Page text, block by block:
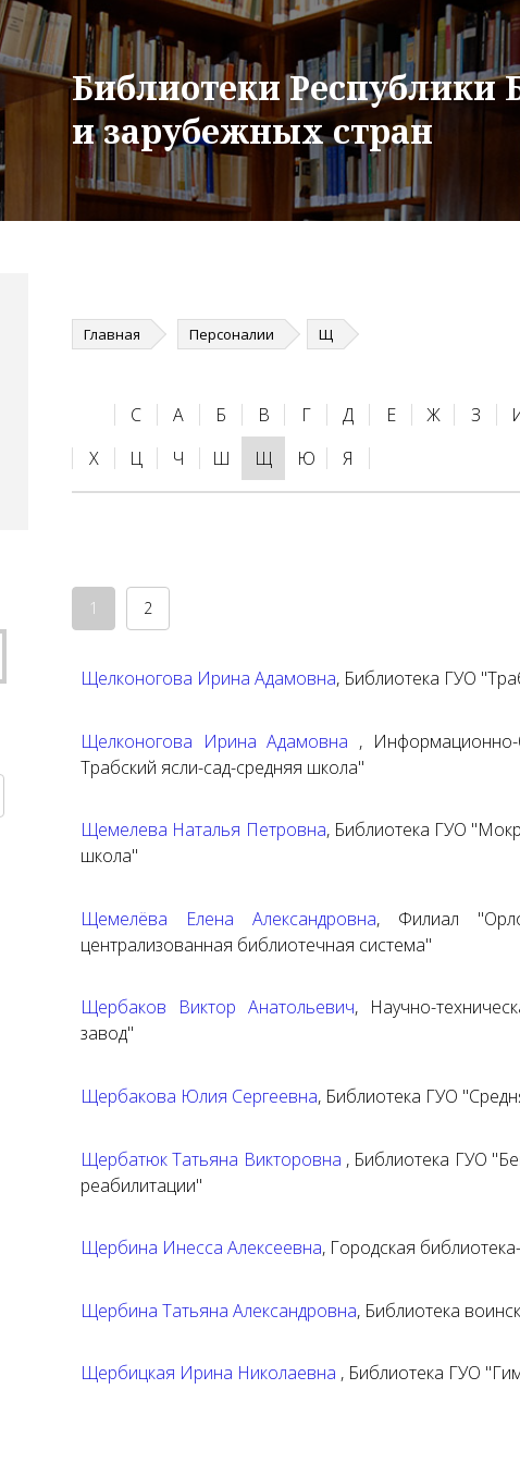
Библиотеки Республики
и зарубежных стран
Главная Персоналии Щ
C А Б В Г Д Е Ж З
Х
Ц Ч Ш Щ Ю Я
1 2
Щелконогова Ирина Адамовна, Библиотека ГУО
Щелконогова Ирина Адамовна ,
Трабский ясли-сад-средняя школа"
Щемелева Наталья Петровна, Библиотека ГУО
школа"
Щемелёва Елена Александровна, Филиал
централизованная библиотечная система"
Щербаков Виктор Анатольевич, Научно-
завод"
Щербакова Юлия Сергеевна, Библиотека ГУО
Щербатюк Татьяна Викторовна , Библиотека ГУО
реабилитации"
Щербина Инесса Алексеевна, Городская
Щербина Татьяна Александровна, Библиотека
Щербицкая Ирина Николаевна , Библиотека ГУО